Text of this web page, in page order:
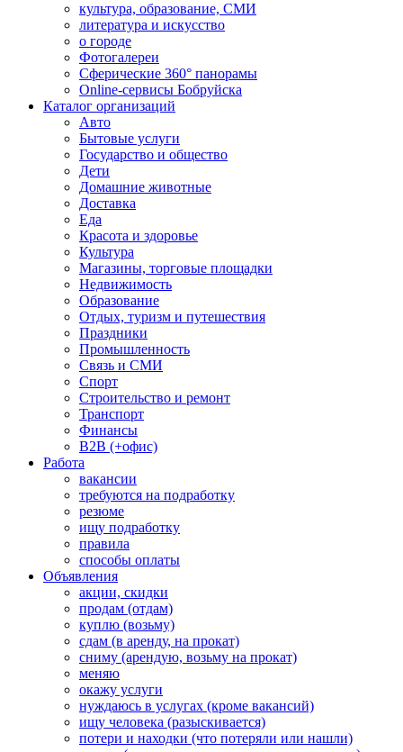
культура, образование, СМИ
литература и искусство
о городе
Фотогалереи
Сферические 360° панорамы
Online-сервисы Бобруйска
Каталог организаций
Авто
Бытовые услуги
Государство и общество
Дети
Домашние животные
Доставка
Еда
Красота и здоровье
Культура
Магазины, торговые площадки
Недвижимость
Образование
Отдых, туризм и путешествия
Праздники
Промышленность
Связь и СМИ
Спорт
Строительство и ремонт
Транспорт
Финансы
B2B (+офис)
Работа
вакансии
требуются на подработку
резюме
ищу подработку
правила
способы оплаты
Объявления
акции, скидки
продам (отдам)
куплю (возьму)
сдам (в аренду, на прокат)
сниму (арендую, возьму на прокат)
меняю
окажу услуги
нуждаюсь в услугах (кроме вакансий)
ищу человека (разыскивается)
потери и находки (что потеряли или нашли)